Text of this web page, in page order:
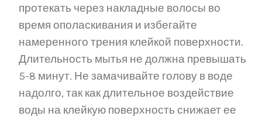
протекать через накладные волосы во
время ополаскивания и избегайте
намеренного трения клейкой поверхности.
Длительность мытья не должна превышать
5-8 минут. Не замачивайте голову в воде
надолго, так как длительное воздействие
воды на клейкую поверхность снижает ее